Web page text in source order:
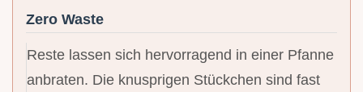
Zero Waste
Reste lassen sich hervorragend in einer Pfanne
anbraten. Die knusprigen Stückchen sind fast